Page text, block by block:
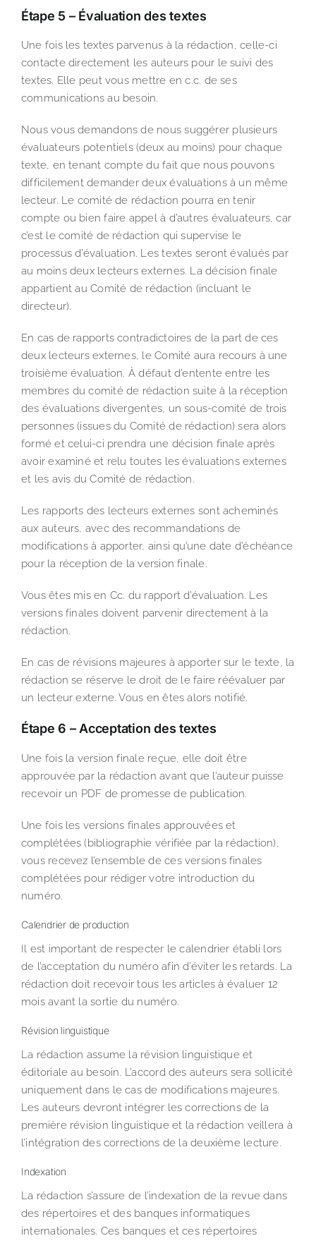
Étape 5 – Évaluation des textes
Une fois les textes parvenus à la rédaction, celle-ci
contacte directement les auteurs pour le suivi des
textes. Elle peut vous mettre en c.c. de ses
communications au besoin.
Nous vous demandons de nous suggérer plusieurs
évaluateurs potentiels (deux au moins) pour chaque
texte, en tenant compte du fait que nous pouvons
difficilement demander deux évaluations à un même
lecteur. Le comité de rédaction pourra en tenir
compte ou bien faire appel à d’autres évaluateurs, car
c’est le comité de rédaction qui supervise le
processus d’évaluation. Les textes seront évalués par
au moins deux lecteurs externes. La décision finale
appartient au Comité de rédaction (incluant le
directeur).
En cas de rapports contradictoires de la part de ces
deux lecteurs externes, le Comité aura recours à une
troisième évaluation. À défaut d’entente entre les
membres du comité de rédaction suite à la réception
des évaluations divergentes, un sous-comité de trois
personnes (issues du Comité de rédaction) sera alors
formé et celui-ci prendra une décision finale après
avoir examiné et relu toutes les évaluations externes
et les avis du Comité de rédaction.
Les rapports des lecteurs externes sont acheminés
aux auteurs, avec des recommandations de
modifications à apporter, ainsi qu’une date d’échéance
pour la réception de la version finale.
Vous êtes mis en Cc. du rapport d’évaluation. Les
versions finales doivent parvenir directement à la
rédaction.
En cas de révisions majeures à apporter sur le texte, la
rédaction se réserve le droit de le faire réévaluer par
un lecteur externe. Vous en êtes alors notifié.
Étape 6 – Acceptation des textes
Une fois la version finale reçue, elle doit être
approuvée par la rédaction avant que l’auteur puisse
recevoir un PDF de promesse de publication.
Une fois les versions finales approuvées et
complétées (bibliographie vérifiée par la rédaction),
vous recevez l’ensemble de ces versions finales
complétées pour rédiger votre introduction du
numéro.
Calendrier de production
Il est important de respecter le calendrier établi lors
de l’acceptation du numéro afin d’éviter les retards. La
rédaction doit recevoir tous les articles à évaluer 12
mois avant la sortie du numéro.
Révision linguistique
La rédaction assume la révision linguistique et
éditoriale au besoin. L’accord des auteurs sera sollicité
uniquement dans le cas de modifications majeures.
Les auteurs devront intégrer les corrections de la
première révision linguistique et la rédaction veillera à
l’intégration des corrections de la deuxième lecture.
Indexation
La rédaction s’assure de l’indexation de la revue dans
des répertoires et des banques informatiques
internationales. Ces banques et ces répertoires